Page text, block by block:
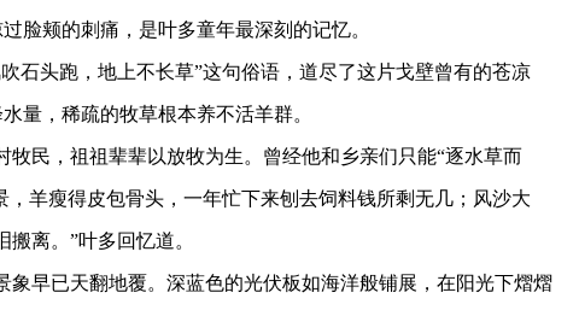
颊的刺痛，是叶多童年最深刻的记忆。
头跑，地上不长草”这句俗语，道尽了这片戈壁曾有的苍凉
量，稀疏的牧草根本养不活羊群。
民，祖祖辈辈以放牧为生。曾经他和乡亲们只能“逐水草而
羊瘦得皮包骨头，一年忙下来刨去饲料钱所剩无几；风沙大
离。”叶多回忆道。
早已天翻地覆。深蓝色的光伏板如海洋般铺展，在阳光下熠熠